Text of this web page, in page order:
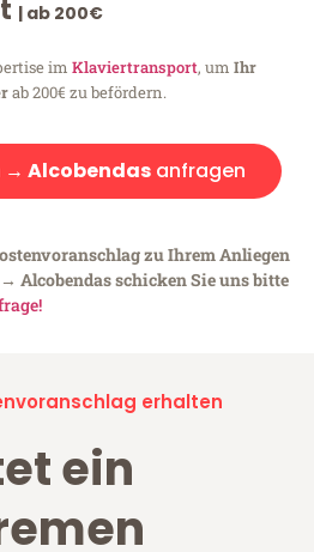
| ab 200€
im Klaviertransport, um Ihr
ab 200€ zu befördern.
→ Alcobendas anfragen
zu Ihrem Anliegen
Alcobendas schicken Sie uns bitte
erhalten
ein